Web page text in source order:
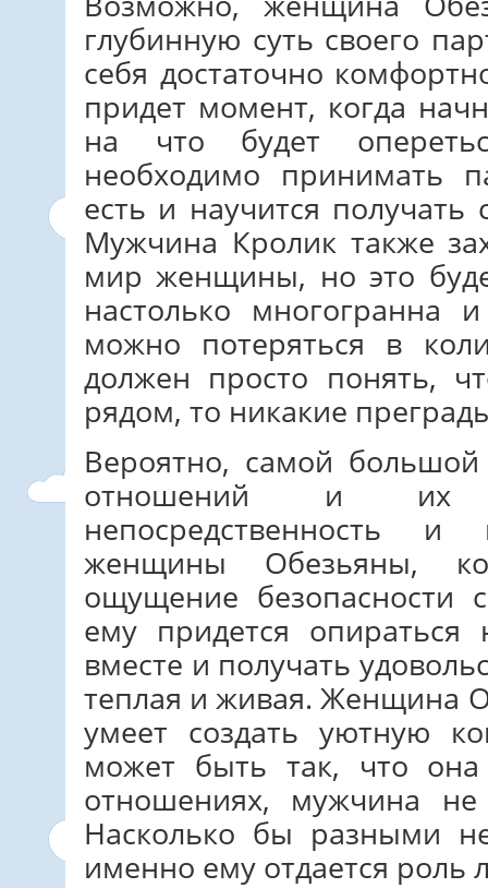
глубинную суть своего
себя достаточно
придет момент, когда
на что будет
необходимо принимать
есть и научится получать
Мужчина Кролик также
мир женщины, но это
настолько многогранна
можно потеряться в
должен просто понять,
рядом, то никакие
Вероятно, самой
отношений и их
непосредственность и
женщины Обезьяны,
ощущение безопасности
ему придется
вместе и получать
теплая и живая. Женщина
умеет создать уютную
может быть так, что
отношениях, мужчина не
Насколько бы разными
именно ему отдается роль